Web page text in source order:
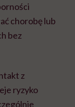
chorobę lub
bez
z
ryzyko